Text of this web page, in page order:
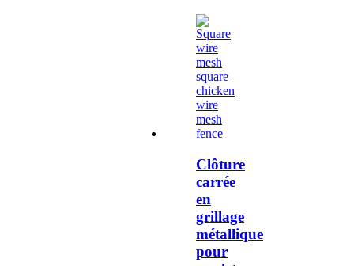
Clôture
carrée
en
grillage
métallique
pour